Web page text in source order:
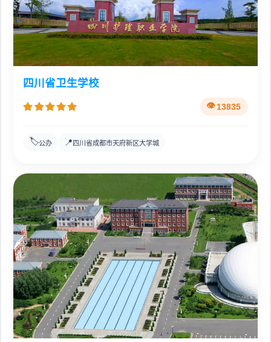
四川省卫生学校
13835
🏷️公办 📍四川省成都市天府新区大学城